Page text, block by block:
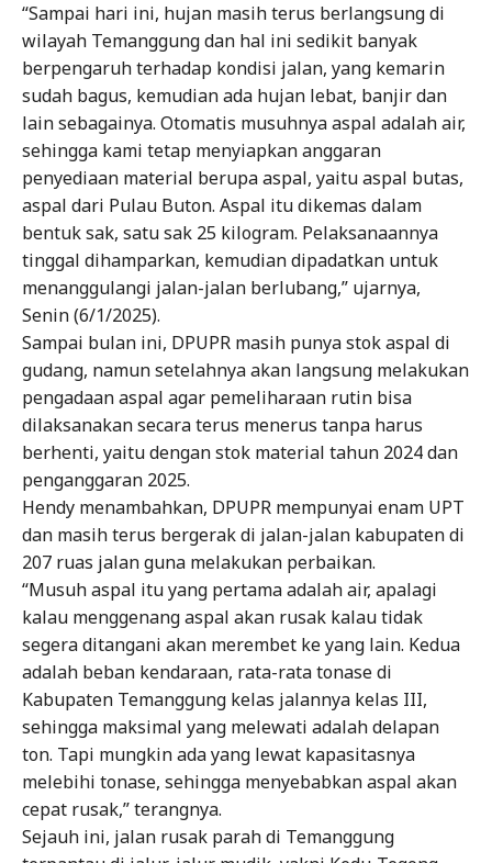
“Sampai hari ini, hujan masih terus berlangsung di
wilayah Temanggung dan hal ini sedikit banyak
berpengaruh terhadap kondisi jalan, yang kemarin
sudah bagus, kemudian ada hujan lebat, banjir dan
lain sebagainya. Otomatis musuhnya aspal adalah air,
sehingga kami tetap menyiapkan anggaran
penyediaan material berupa aspal, yaitu aspal butas,
aspal dari Pulau Buton. Aspal itu dikemas dalam
bentuk sak, satu sak 25 kilogram. Pelaksanaannya
tinggal dihamparkan, kemudian dipadatkan untuk
menanggulangi jalan-jalan berlubang,” ujarnya,
Senin (6/1/2025).
Sampai bulan ini, DPUPR masih punya stok aspal di
gudang, namun setelahnya akan langsung melakukan
pengadaan aspal agar pemeliharaan rutin bisa
dilaksanakan secara terus menerus tanpa harus
berhenti, yaitu dengan stok material tahun 2024 dan
penganggaran 2025.
Hendy menambahkan, DPUPR mempunyai enam UPT
dan masih terus bergerak di jalan-jalan kabupaten di
207 ruas jalan guna melakukan perbaikan.
“Musuh aspal itu yang pertama adalah air, apalagi
kalau menggenang aspal akan rusak kalau tidak
segera ditangani akan merembet ke yang lain. Kedua
adalah beban kendaraan, rata-rata tonase di
Kabupaten Temanggung kelas jalannya kelas III,
sehingga maksimal yang melewati adalah delapan
ton. Tapi mungkin ada yang lewat kapasitasnya
melebihi tonase, sehingga menyebabkan aspal akan
cepat rusak,” terangnya.
Sejauh ini, jalan rusak parah di Temanggung